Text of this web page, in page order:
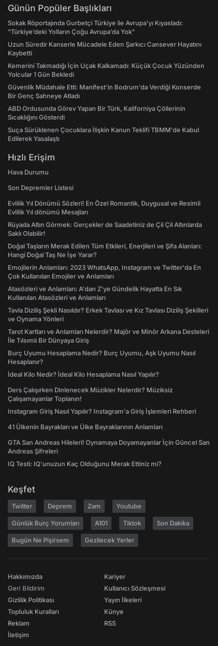
Günün Popüler Başlıkları
Sokak Röportajında Gurbetçi Türkiye ile Avrupa'yı Kıyasladı:
"Türkiye’deki Yolların Çoğu Avrupa’da Yok"
Uzun Süredir Kanserle Mücadele Eden Şarkıcı Cansever Hayatını
Kaybetti
Kemerini Takmadığı İçin Uçak Kalkamadı: Küçük Çocuk Yüzünden
Yolcular 1 Gün Bekledi
Güvenlik Müdahale Etti: Manifest'in Bodrum'da Verdiği Konserde
Bir Genç Sahneye Atladı
ABD Ordusunda Görev Yapan Bir Türk, Kaliforniya Çöllerinin
Sıcaklığını Gösterdi
Suça Sürüklenen Çocuklara İlişkin Kanun Teklifi TBMM'de Kabul
Edilerek Yasalaştı
Hızlı Erişim
Hava Durumu
Son Depremler Listesi
Evlilik Yıl Dönümü Sözleri! En Özel Romantik, Duygusal ve Resimli
Evlilik Yıl dönümü Mesajları
Rüyada Altın Görmek: Gerçekler de Saadetiniz de Çil Çil Altınlarda
Saklı Olabilir!
Doğal Taşların Merak Edilen Tüm Etkileri, Enerjileri ve Şifa Alanları:
Hangi Doğal Taş Ne İşe Yarar?
Emojilerin Anlamları: 2023 WhatsApp, Instagram ve Twitter'da En
Çok Kullanılan Emojiler ve Anlamları
Atasözleri ve Anlamları: A'dan Z'ye Gündelik Hayatta En Sık
Kullanılan Atasözleri ve Anlamları
Tavla Diziliş Şekli Nasıldır? Erkek Tavlası ve Kız Tavlası Diziliş Şekilleri
ve Oynama Yönleri
Tarot Kartları ve Anlamları Nelerdir? Majör ve Minör Arkana Desteleri
İle Tılsımlı Bir Dünyaya Giriş
Burç Uyumu Hesaplama Nedir? Burç Uyumu, Aşk Uyumu Nasıl
Hesaplanır?
İdeal Kilo Nedir? İdeal Kilo Hesaplama Nasıl Yapılır?
Ders Çalışırken Dinlenecek Müzikler Nelerdir? Müziksiz
Çalışamayanlar Toplanın!
Instagram Giriş Nasıl Yapılır? Instagram'a Giriş İşlemleri Rehberi
41 Ülkenin Bayrakları ve Ülke Bayraklarının Anlamları
GTA San Andreas Hileleri! Oynamaya Doyamayanlar İçin Güncel San
Andreas Şifreleri
IQ Testi: IQ'unuzun Kaç Olduğunu Merak Ettiniz mi?
Keşfet
Twitter Deprem Zam Youtube
Günlük Burç Yorumları A101 Tiktok Son Dakika
Bugün Ne Pişirsem Gezilecek Yerler
Hakkımızda
Geri Bildirim
Gizlilik Politikası
Topluluk Kuralları
Reklam
İletişim
Kariyer
Kullanıcı Sözleşmesi
Yayın İlkeleri
Künye
RSS